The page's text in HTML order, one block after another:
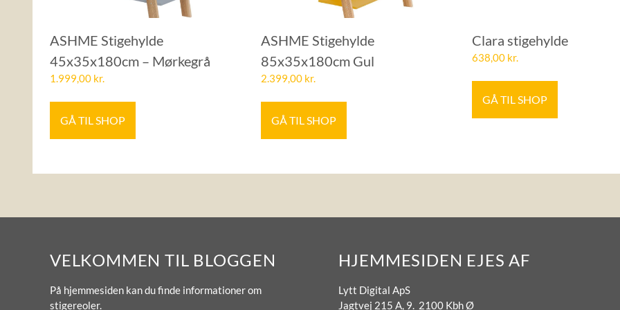
ASHME Stigehylde
45x35x180cm – Mørkegrå
1.999,00 kr.
GÅ TIL SHOP
ASHME Stigehylde
85x35x180cm Gul
2.399,00 kr.
GÅ TIL SHOP
Clara stigehylde
638,00 kr.
GÅ TIL SHOP
VELKOMMEN TIL BLOGGEN
På hjemmesiden kan du finde informationer om
stigereoler.
HJEMMESIDEN EJES AF
Lytt Digital ApS
Jagtvej 215 A, 9. 2100 Kbh Ø